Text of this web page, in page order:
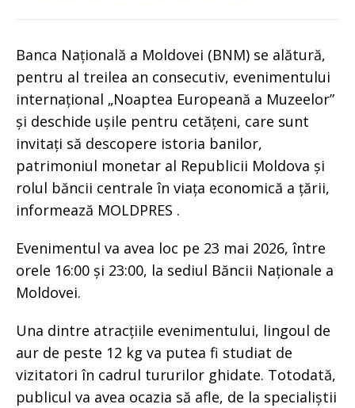
Banca Națională a Moldovei (BNM) se alătură,
pentru al treilea an consecutiv, evenimentului
internațional „Noaptea Europeană a Muzeelor”
și deschide ușile pentru cetățeni, care sunt
invitați să descopere istoria banilor,
patrimoniul monetar al Republicii Moldova și
rolul băncii centrale în viața economică a țării,
informează MOLDPRES .
Evenimentul va avea loc pe 23 mai 2026, între
orele 16:00 și 23:00, la sediul Băncii Naționale a
Moldovei.
Una dintre atracțiile evenimentului, lingoul de
aur de peste 12 kg va putea fi studiat de
vizitatori în cadrul tururilor ghidate. Totodată,
publicul va avea ocazia să afle, de la specialiștii